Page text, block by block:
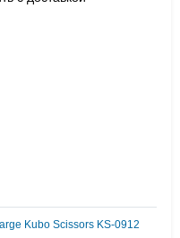
Kubo Scissors KS-0912